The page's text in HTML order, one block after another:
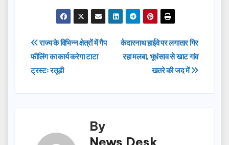
a
c
e
b
o
o
a
st
o
d
n
m
ail
h
ar
Post
navigation
केदारनाथ हाईवे पर लगातार गिर
रहा मलबा, भूधंसाव से खाट गांव
खतरे की जद में
राज्य के विभिन्न क्षेत्रों में गैप
फीलिंग का कार्य करेगा टाटा
ट्रस्टः रतूडी
By
News Desk